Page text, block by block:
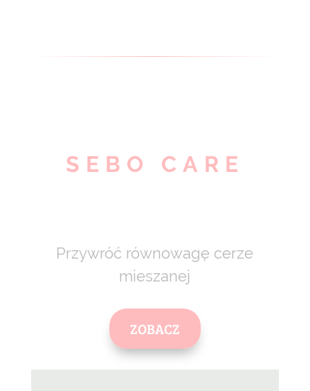
SEBO CARE
Przywróć równowagę cerze
mieszanej
ZOBACZ